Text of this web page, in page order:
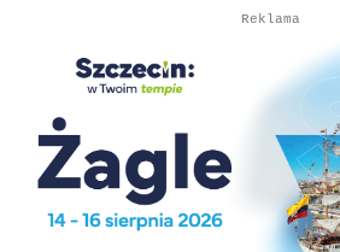
Autopromocja
Reklama